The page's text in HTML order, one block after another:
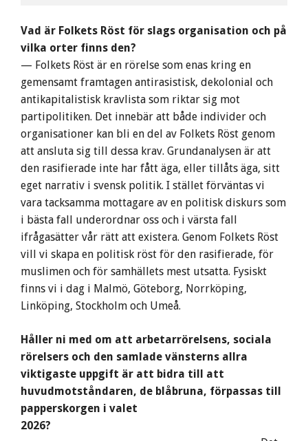
Vad är Folkets Röst för slags organisation och på
vilka orter finns den?
— Folkets Röst är en rörelse som enas kring en
gemensamt framtagen antirasistisk, dekolonial och
antikapitalistisk kravlista som riktar sig mot
partipolitiken. Det innebär att både individer och
organisationer kan bli en del av Folkets Röst genom
att ansluta sig till dessa krav. Grundanalysen är att
den rasifierade inte har fått äga, eller tillåts äga, sitt
eget narrativ i svensk politik. I stället förväntas vi
vara tacksamma mottagare av en politisk diskurs som
i bästa fall underordnar oss och i värsta fall
ifrågasätter vår rätt att existera. Genom Folkets Röst
vill vi skapa en politisk röst för den rasifierade, för
muslimen och för samhällets mest utsatta. Fysiskt
finns vi i dag i Malmö, Göteborg, Norrköping,
Linköping, Stockholm och Umeå.
Håller ni med om att arbetarrörelsens, sociala
rörelsers och den samlade vänsterns allra
viktigaste uppgift är att bidra till att
huvudmotståndaren, de blåbruna, förpassas till
papperskorgen i valet
2026?